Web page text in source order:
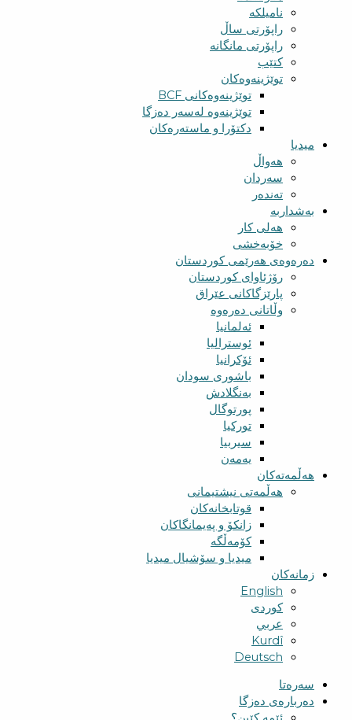
نامیلکە
راپۆرتی ساڵ
راپۆرتی مانگانە
کتێب
توێژینەوەکان
توێژینەوەکانی BCF​
توێژینەوە لەسەر دەزگا
دکتۆرا و ماستەرەکان
میدیا
‌‌هەواڵ
سه‌ردان
تەندەر
بەشداربە
هەلی کار
خۆبەخشی
دەرەوەی هەرێمی کوردستان
رۆژئاوای کوردستان
پارێزگاکانی عێراق
وڵاتانی دەرەوە
ئەلمانیا
ئوسترالیا
ئۆکرانیا
باشوری سودان
بەنگلادش
پورتوگال
تورکیا
سیربیا
یەمەن
هەڵمەتەکان
هەڵمەتی نیشتیمانی
قوتابخانەکان
زانکۆ و پەیمانگاکان
کۆمەڵگە
میدیا و سۆشیال میدیا
زمانەکان
English
کوردی
عربي
Kurdî
Deutsch
سەرەتا
دەربارەی دەزگا